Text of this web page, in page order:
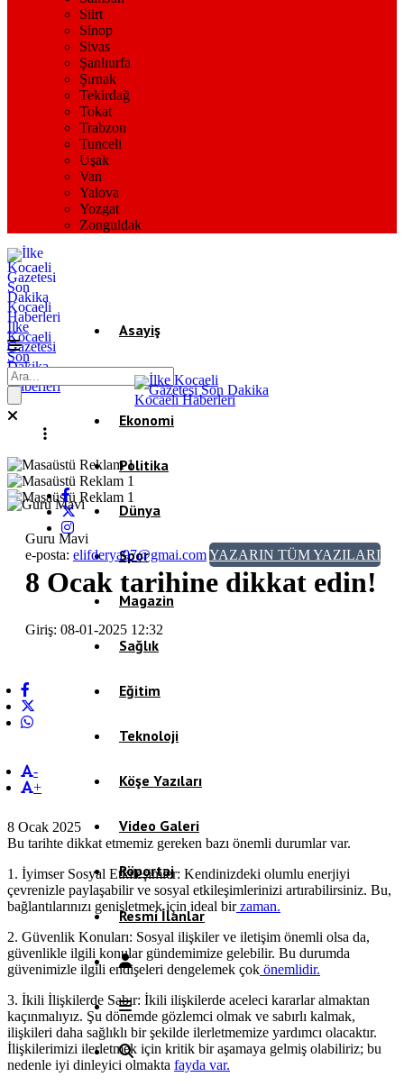
Siirt
Sinop
Sivas
Şanlıurfa
Şırnak
Tekirdağ
Tokat
Trabzon
Tunceli
Uşak
Van
Yalova
Yozgat
Zonguldak
İlke
Kocaeli
Gazetesi
Son
Dakika
Kocaeli
Haberleri
Asayiş
Gündem
Ekonomi
Politika
Dünya
Spor
Magazin
Sağlık
Eğitim
Teknoloji
Köşe Yazıları
Video Galeri
Röportaj
Resmi İlanlar
Guru Mavi
e-posta: elifderya97@gmai.comYAZARIN TÜM YAZILARI
8 Ocak tarihine dikkat edin!
Giriş: 08-01-2025 12:32
-
+
8 Ocak 2025
Bu tarihte dikkat etmemiz gereken bazı önemli durumlar var.
1. İyimser Sosyal Etkileşimler: Kendinizdeki olumlu enerjiyi
çevrenizle paylaşabilir ve sosyal etkileşimlerinizi artırabilirsiniz. Bu,
bağlantılarınızı genişletmek için ideal birzaman.
2. Güvenlik Konuları: Sosyal ilişkiler ve iletişim önemli olsa da,
güvenlikle ilgili konular gündemimize gelebilir. Bu durumda
güvenimizle ilgili endişeleri dengelemek çok önemlidir.
3. İkili İlişkilerde Sabır: İkili ilişkilerde aceleci kararlar almaktan
kaçınmalıyız. Şu dönemde gözlemci olmak ve sabırlı kalmak,
ilişkileri daha sağlıklı bir şekilde ilerletmemize yardımcı olacaktır.
İlişkilerimizi ilerletmek için kritik bir aşamaya gelmiş olabiliriz; bu
nedenle iyi dinleyici olmakta fayda var.